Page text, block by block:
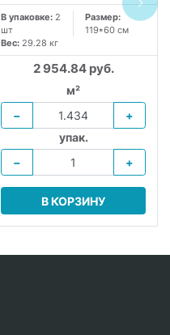
В упаковке: 2
шт
Размер:
119*60 см
Вес: 29.28 кг
2 954.84 руб.
м²
−
+
упак.
−
+
В КОРЗИНУ